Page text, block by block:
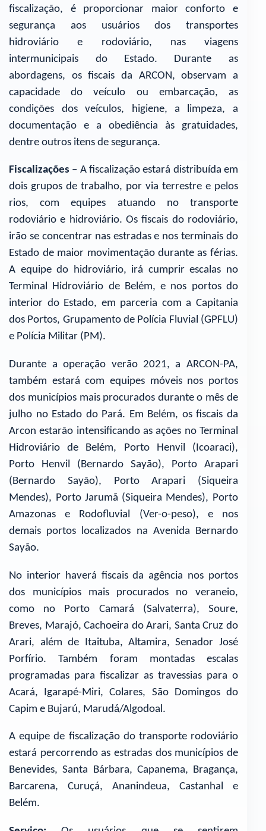
fiscalização, é proporcionar maior conforto e
segurança aos usuários dos transportes
hidroviário e rodoviário, nas viagens
intermunicipais do Estado. Durante as
abordagens, os fiscais da ARCON, observam a
capacidade do veículo ou embarcação, as
condições dos veículos, higiene, a limpeza, a
documentação e a obediência às gratuidades,
dentre outros itens de segurança.
Fiscalizações – A fiscalização estará distribuída em
dois grupos de trabalho, por via terrestre e pelos
rios, com equipes atuando no transporte
rodoviário e hidroviário. Os fiscais do rodoviário,
irão se concentrar nas estradas e nos terminais do
Estado de maior movimentação durante as férias.
A equipe do hidroviário, irá cumprir escalas no
Terminal Hidroviário de Belém, e nos portos do
interior do Estado, em parceria com a Capitania
dos Portos, Grupamento de Polícia Fluvial (GPFLU)
e Polícia Militar (PM).
Durante a operação verão 2021, a ARCON-PA,
também estará com equipes móveis nos portos
dos municípios mais procurados durante o mês de
julho no Estado do Pará. Em Belém, os fiscais da
Arcon estarão intensificando as ações no Terminal
Hidroviário de Belém, Porto Henvil (Icoaraci),
Porto Henvil (Bernardo Sayão), Porto Arapari
(Bernardo Sayão), Porto Arapari (Siqueira
Mendes), Porto Jarumã (Siqueira Mendes), Porto
Amazonas e Rodofluvial (Ver-o-peso), e nos
demais portos localizados na Avenida Bernardo
Sayão.
No interior haverá fiscais da agência nos portos
dos municípios mais procurados no veraneio,
como no Porto Camará (Salvaterra), Soure,
Breves, Marajó, Cachoeira do Arari, Santa Cruz do
Arari, além de Itaituba, Altamira, Senador José
Porfírio. Também foram montadas escalas
programadas para fiscalizar as travessias para o
Acará, Igarapé-Miri, Colares, São Domingos do
Capim e Bujarú, Marudá/Algodoal.
A equipe de fiscalização do transporte rodoviário
estará percorrendo as estradas dos municípios de
Benevides, Santa Bárbara, Capanema, Bragança,
Barcarena, Curuçá, Ananindeua, Castanhal e
Belém.